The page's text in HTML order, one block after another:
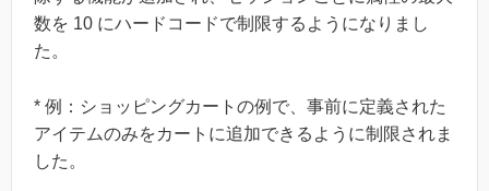
数を 10 にハードコードで制限するようになりまし
た。
* 例：ショッピングカートの例で、事前に定義された
アイテムのみをカートに追加できるように制限されま
した。